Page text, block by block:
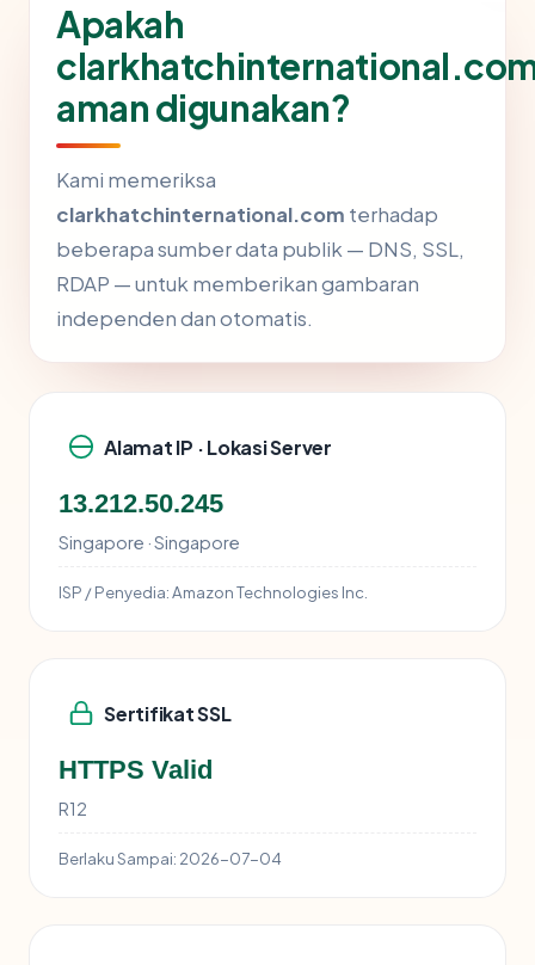
Apakah
aman digunakan?
Kami memeriksa
clarkhatchinternational.com terhadap
beberapa sumber data publik — DNS, SSL,
RDAP — untuk memberikan gambaran
independen dan otomatis.
Alamat IP · Lokasi Server
13.212.50.245
Singapore · Singapore
ISP / Penyedia:Amazon Technologies Inc.
Sertifikat SSL
HTTPS Valid
R12
Berlaku Sampai: 2026-07-04